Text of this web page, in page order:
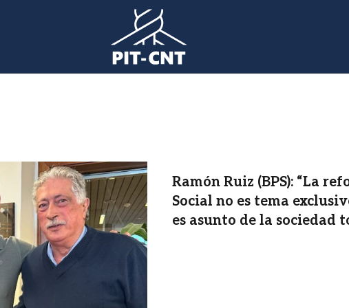
Ramón Ruiz (BPS): “La
Social no es tema
es asunto de la sociedad